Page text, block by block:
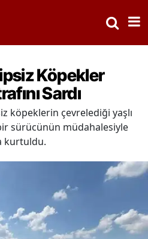
Köpekler
Sardı
köpeklerin çevrelediği yaşlı
sürücünün müdahalesiyle
kurtuldu.